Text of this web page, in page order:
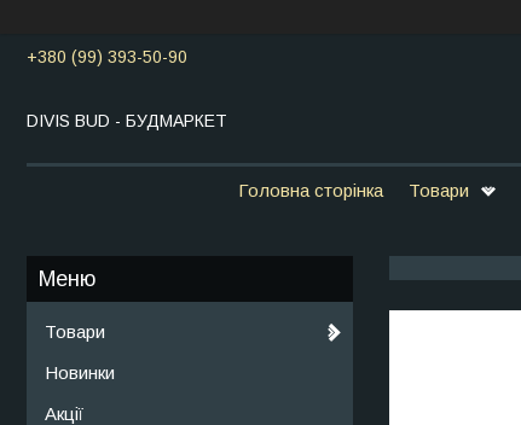
+380 (99) 393-50-90
DIVIS BUD - БУДМАРКЕТ
Головна сторінка Товари
Товари
Новинки
Акції